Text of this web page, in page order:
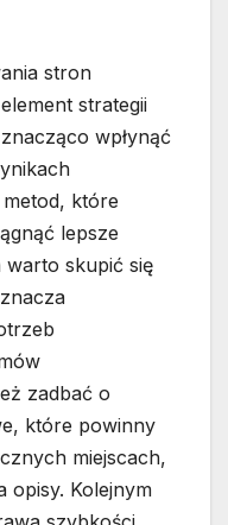
stron
strategii
wpłynąć
które
lepsze
warto skupić się
zadbać o
które powinny
miejscach,
opisy. Kolejnym